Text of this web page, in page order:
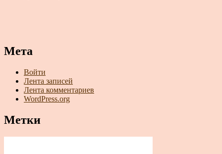
Мета
Войти
Лента записей
Лента комментариев
WordPress.org
Метки